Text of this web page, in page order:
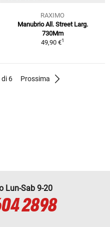
RAXIMO
Manubrio All. Street Larg.
730Mm
49,90 €1
di 6 Prossima
Lun-Sab 9-20
2898